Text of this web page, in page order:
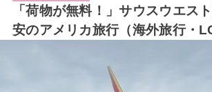
「荷物が無料！」サウスウエス
安のアメリカ旅行（海外旅行・